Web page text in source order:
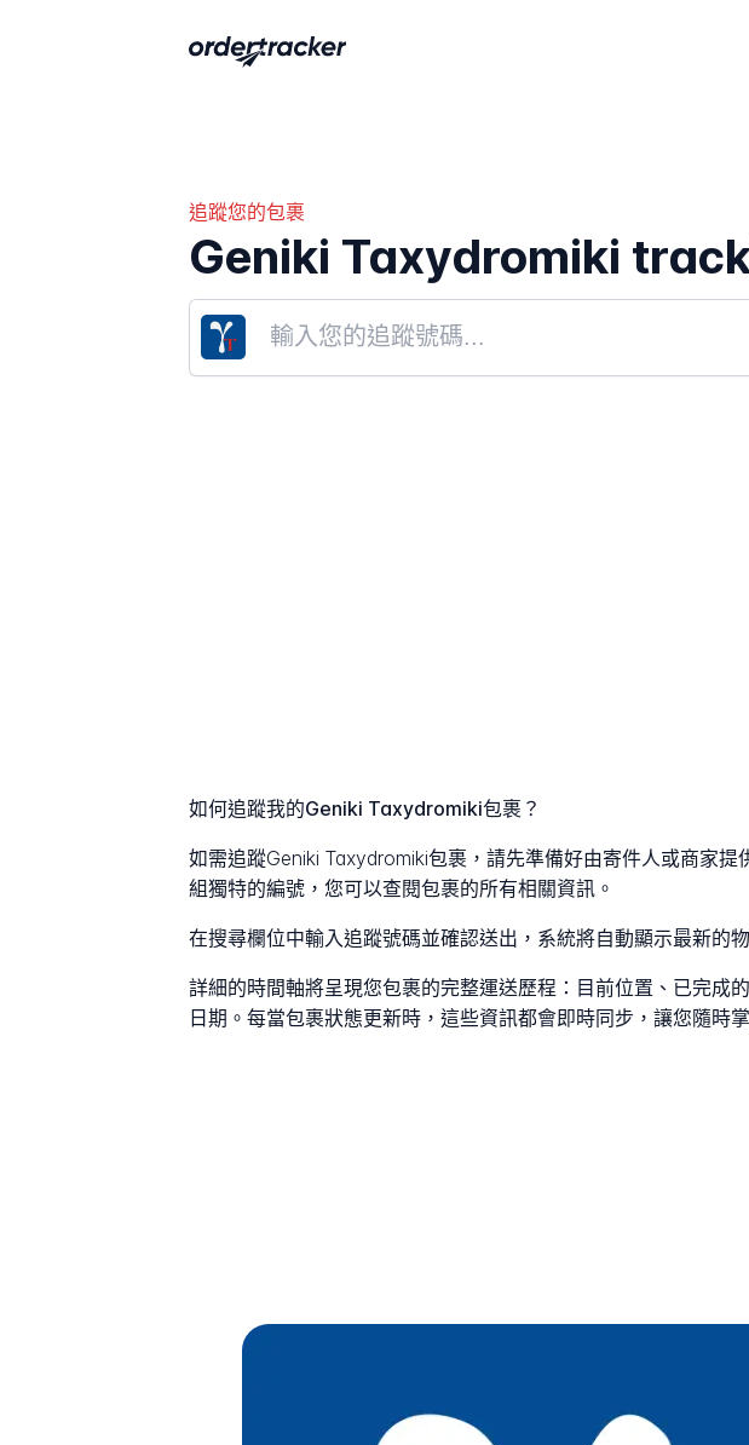
追蹤您的包裹
Geniki Taxydromiki
如何追蹤我的Geniki Taxydromiki包裹？
如需追蹤Geniki Taxydromiki包裹，請先準備好由寄件人或商家提
組獨特的編號，您可以查閱包裹的所有相關資訊。
在搜尋欄位中輸入追蹤號碼並確認送出，系統將自動顯示最新的
詳細的時間軸將呈現您包裹的完整運送歷程：目前位置、已完成
日期。每當包裹狀態更新時，這些資訊都會即時同步，讓您隨時